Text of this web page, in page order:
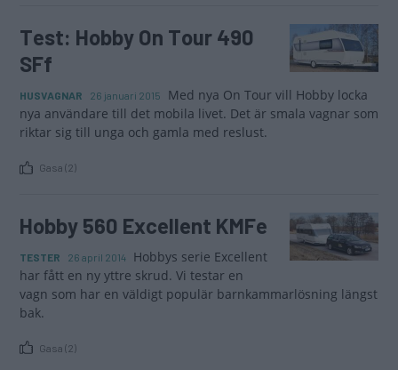
Test: Hobby On Tour 490
SFf
HUSVAGNAR 26 januari 2015
Med nya On Tour vill Hobby locka
nya användare till det mobila livet. Det är smala vagnar som
riktar sig till unga och gamla med reslust.
Gasa (2)
Hobby 560 Excellent KMFe
TESTER 26 april 2014
Hobbys serie Excellent
har fått en ny yttre skrud. Vi testar en
vagn som har en väldigt populär barnkammarlösning längst
bak.
Gasa (2)